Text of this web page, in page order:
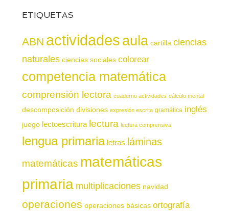
ETIQUETAS
ABN actividadesaula cartilla ciencias
naturales ciencias sociales colorear
competencia matemática
comprensión lectora cuaderno actividades cálculo mental
descomposición divisiones expresión escrita gramática inglés
juego lectoescritura lectura lectura comprensiva
lengua primaria letras láminas
matemáticas matemáticas
primaria multiplicaciones navidad
operaciones operaciones básicas ortografía